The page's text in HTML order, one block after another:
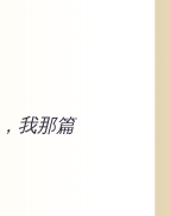
我那篇